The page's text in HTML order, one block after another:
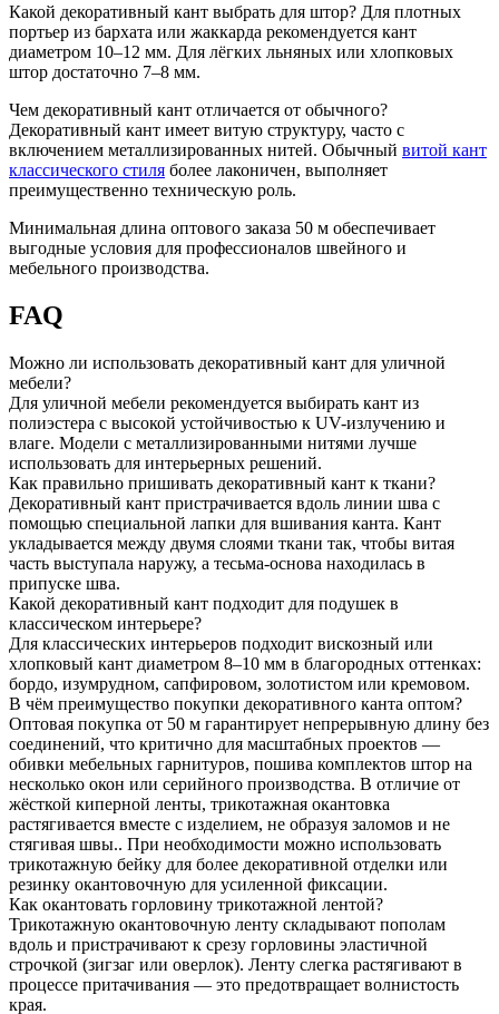
Какой декоративный кант выбрать для штор? Для плотных
портьер из бархата или жаккарда рекомендуется кант
диаметром 10–12 мм. Для лёгких льняных или хлопковых
штор достаточно 7–8 мм.
Чем декоративный кант отличается от обычного?
Декоративный кант имеет витую структуру, часто с
включением металлизированных нитей. Обычный витой кант
классического стиля более лаконичен, выполняет
преимущественно техническую роль.
Минимальная длина оптового заказа 50 м обеспечивает
выгодные условия для профессионалов швейного и
мебельного производства.
FAQ
Можно ли использовать декоративный кант для уличной
мебели?
Для уличной мебели рекомендуется выбирать кант из
полиэстера с высокой устойчивостью к UV-излучению и
влаге. Модели с металлизированными нитями лучше
использовать для интерьерных решений.
Как правильно пришивать декоративный кант к ткани?
Декоративный кант пристрачивается вдоль линии шва с
помощью специальной лапки для вшивания канта. Кант
укладывается между двумя слоями ткани так, чтобы витая
часть выступала наружу, а тесьма-основа находилась в
припуске шва.
Какой декоративный кант подходит для подушек в
классическом интерьере?
Для классических интерьеров подходит вискозный или
хлопковый кант диаметром 8–10 мм в благородных оттенках:
бордо, изумрудном, сапфировом, золотистом или кремовом.
В чём преимущество покупки декоративного канта оптом?
Оптовая покупка от 50 м гарантирует непрерывную длину без
соединений, что критично для масштабных проектов —
обивки мебельных гарнитуров, пошива комплектов штор на
несколько окон или серийного производства. В отличие от
жёсткой киперной ленты, трикотажная окантовка
растягивается вместе с изделием, не образуя заломов и не
стягивая швы.. При необходимости можно использовать
трикотажную бейку для более декоративной отделки или
резинку окантовочную для усиленной фиксации.
Как окантовать горловину трикотажной лентой?
Трикотажную окантовочную ленту складывают пополам
вдоль и пристрачивают к срезу горловины эластичной
строчкой (зигзаг или оверлок). Ленту слегка растягивают в
процессе притачивания — это предотвращает волнистость
края.